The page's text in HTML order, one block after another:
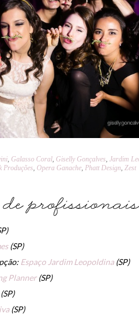
, Galasso Coral, Giselly Gonçalves,Jardim
Produções,Opera Ganache,Phatt Design,Zest
(SP)
Espaço Jardim Leopoldina(SP)
Planner(SP)
(SP)